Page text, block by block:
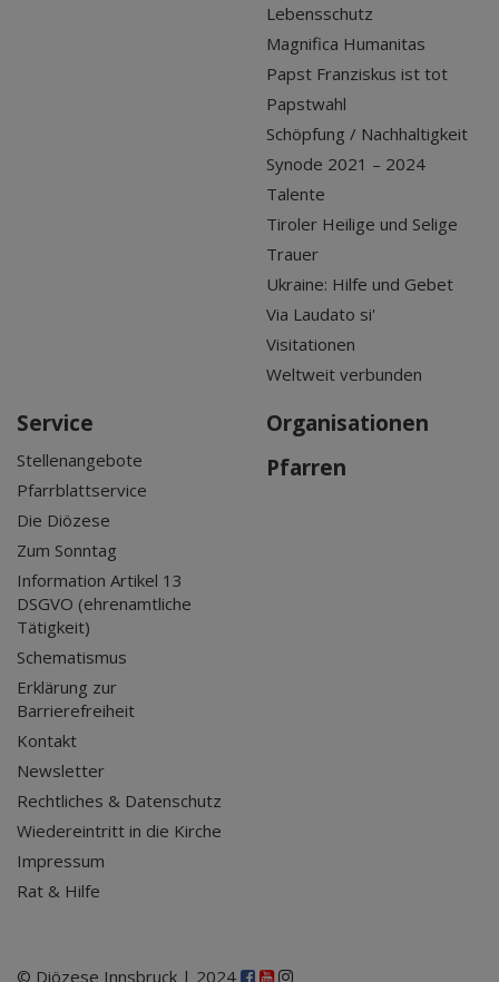
Lebensschutz
Magnifica Humanitas
Papst Franziskus ist tot
Papstwahl
Schöpfung / Nachhaltigkeit
Synode 2021 – 2024
Talente
Tiroler Heilige und Selige
Trauer
Ukraine: Hilfe und Gebet
Via Laudato si'
Visitationen
Weltweit verbunden
Service
Stellenangebote
Pfarrblattservice
Die Diözese
Zum Sonntag
Information Artikel 13
DSGVO (ehrenamtliche
Tätigkeit)
Schematismus
Erklärung zur
Barrierefreiheit
Kontakt
Newsletter
Rechtliches & Datenschutz
Wiedereintritt in die Kirche
Impressum
Rat & Hilfe
Organisationen
Pfarren
© Diözese Innsbruck | 2024